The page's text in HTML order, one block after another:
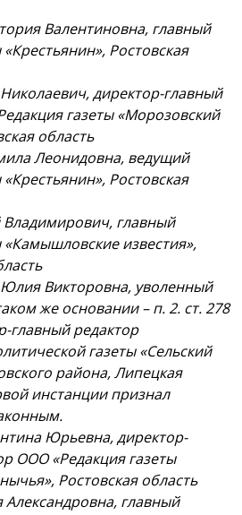
Валентиновна, главный
Ростовская
директор-главный
газеты «Морозовский
область
Леонидовна, ведущий
Ростовская
главный
«Камышловские известия»,
Викторовна, уволенный
же основании – п. 2. ст. 278
главный редактор
газеты «Сельский
района, Липецкая
инстанции признал
Юрьевна, директор-
ООО «Редакция газеты
Ростовская область
главный